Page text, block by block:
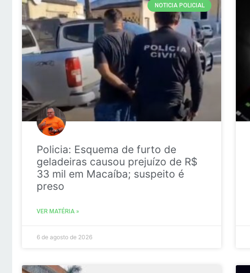
NOTICIA POLICIAL
Policia: Esquema de furto de
geladeiras causou prejuízo de R$
33 mil em Macaíba; suspeito é
preso
VER MATÉRIA »
6 de agosto de 2026